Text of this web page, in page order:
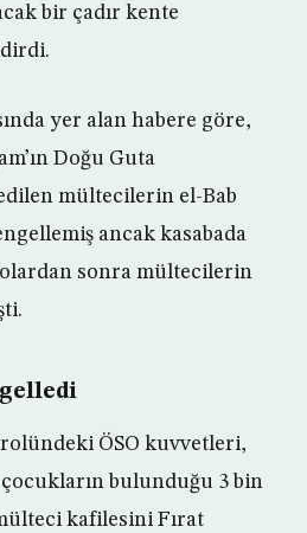
bir çadır kente
yer alan habere göre,
Doğu Guta
mültecilerin el-Bab
ancak kasabada
sonra mültecilerin
ÖSO kuvvetleri,
çocukların bulunduğu 3 bin
kafilesini Fırat